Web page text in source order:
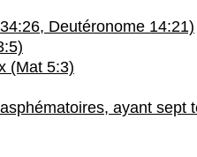
Deutéronome 14:21)
(Mat 5:3)
ayant sept